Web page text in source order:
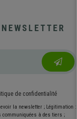
de confidentialité
la newsletter ; Légitimation :
communiquées à des tiers ;